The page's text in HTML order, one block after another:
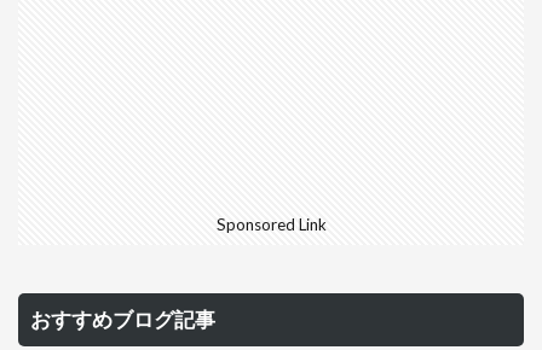
Sponsored Link
おすすめブログ記事